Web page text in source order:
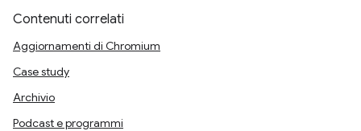
Contenuti correlati
Aggiornamenti di Chromium
Case study
Archivio
Podcast e programmi